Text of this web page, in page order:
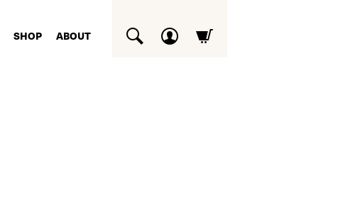
SHOP ABOUT